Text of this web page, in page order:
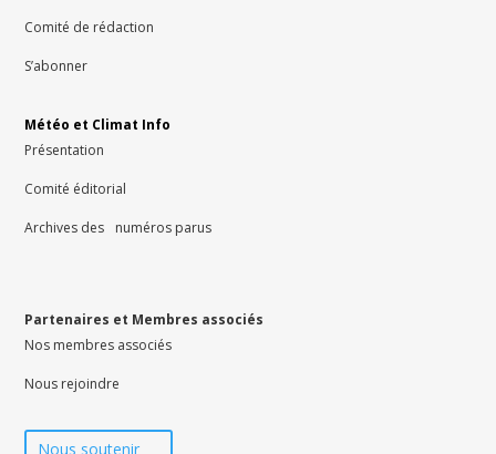
Comité de rédaction
S’abonner
Météo et Climat Info
Présentation
Comité éditorial
Archives des numéros parus
Partenaires et Membres associés
Nos membres associés
Nous rejoindre
Nous soutenir